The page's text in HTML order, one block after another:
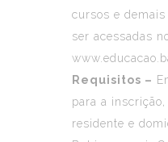
cursos e
ser acessadas
Requisitos –
para a
residente e